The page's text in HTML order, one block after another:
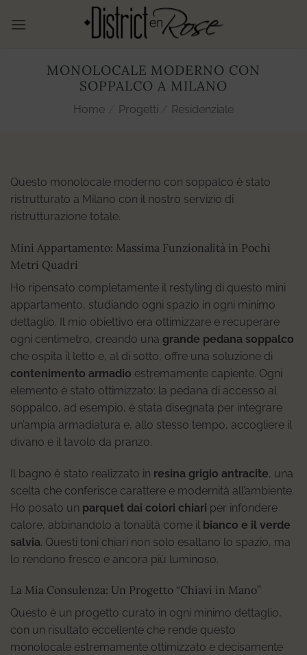
MONOLOCALE MODERNO CON
SOPPALCO A MILANO
Home Progetti Residenziale
Questo monolocale moderno con soppalco è stato
ristrutturato a Milano con il nostro servizio di
ristrutturazione totale.
Mini Appartamento: Massima Funzionalità in Pochi
Metri Quadri
Ho ripensato completamente il restyling di questo mini
appartamento, studiando ogni spazio in ogni minimo
dettaglio. Il mio obiettivo era ottimizzare e recuperare
ogni centimetro, creando una grande pedana soppalco
che ospita il letto e, al di sotto, offre una soluzione di
contenimento armadio estremamente capiente. Ogni
elemento è stato ottimizzato: la pedana di accesso al
soppalco, ad esempio, è stata disegnata per integrare
un’ampia armadiatura e, allo stesso tempo, accogliere il
divano e il tavolo da pranzo.
Il bagno è stato realizzato in resina grigio antracite, una
scelta che conferisce carattere e modernità all’ambiente.
Ho posato un parquet dai colori chiari per infondere
calore, abbinandolo a tonalità come il bianco e il verde
salvia. Questi toni chiari non solo esaltano lo spazio, ma
lo rendono fresco e ancora più luminoso.
La Mia Consulenza: Un Progetto “Chiavi in Mano”
Questo è un progetto curato in ogni minimo dettaglio,
con un risultato eccellente che rende questo
monolocale estremamente ottimizzato e decisamente